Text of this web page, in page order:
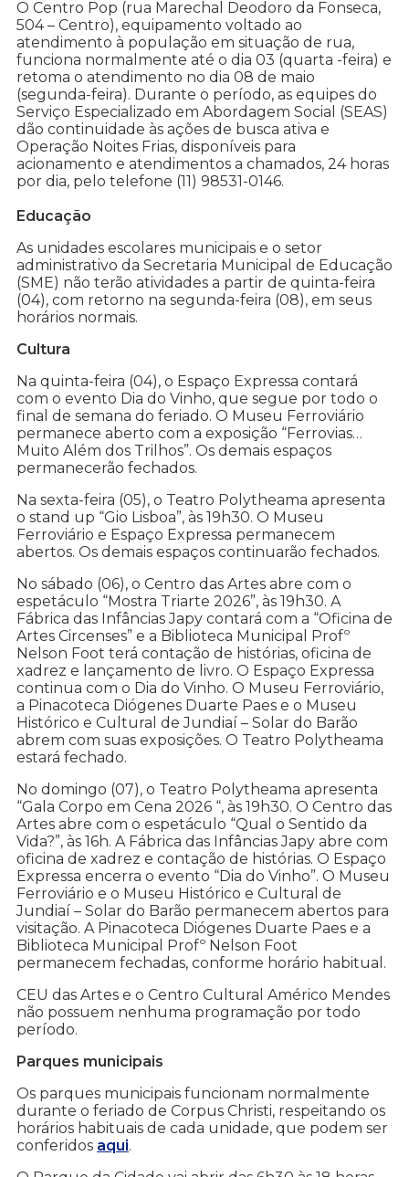
O Centro Pop (rua Marechal Deodoro da Fonseca,
504 – Centro), equipamento voltado ao
atendimento à população em situação de rua,
funciona normalmente até o dia 03 (quarta -feira) e
retoma o atendimento no dia 08 de maio
(segunda-feira). Durante o período, as equipes do
Serviço Especializado em Abordagem Social (SEAS)
dão continuidade às ações de busca ativa e
Operação Noites Frias, disponíveis para
acionamento e atendimentos a chamados, 24 horas
por dia, pelo telefone (11) 98531-0146.
Educação
As unidades escolares municipais e o setor
administrativo da Secretaria Municipal de Educação
(SME) não terão atividades a partir de quinta-feira
(04), com retorno na segunda-feira (08), em seus
horários normais.
Cultura
Na quinta-feira (04), o Espaço Expressa contará
com o evento Dia do Vinho, que segue por todo o
final de semana do feriado. O Museu Ferroviário
permanece aberto com a exposição “Ferrovias…
Muito Além dos Trilhos”. Os demais espaços
permanecerão fechados.
Na sexta-feira (05), o Teatro Polytheama apresenta
o stand up “Gio Lisboa”, às 19h30. O Museu
Ferroviário e Espaço Expressa permanecem
abertos. Os demais espaços continuarão fechados.
No sábado (06), o Centro das Artes abre com o
espetáculo “Mostra Triarte 2026”, às 19h30. A
Fábrica das Infâncias Japy contará com a “Oficina de
Artes Circenses” e a Biblioteca Municipal Profº
Nelson Foot terá contação de histórias, oficina de
xadrez e lançamento de livro. O Espaço Expressa
continua com o Dia do Vinho. O Museu Ferroviário,
a Pinacoteca Diógenes Duarte Paes e o Museu
Histórico e Cultural de Jundiaí – Solar do Barão
abrem com suas exposições. O Teatro Polytheama
estará fechado.
No domingo (07), o Teatro Polytheama apresenta
“Gala Corpo em Cena 2026 “, às 19h30. O Centro das
Artes abre com o espetáculo “Qual o Sentido da
Vida?”, às 16h. A Fábrica das Infâncias Japy abre com
oficina de xadrez e contação de histórias. O Espaço
Expressa encerra o evento “Dia do Vinho”. O Museu
Ferroviário e o Museu Histórico e Cultural de
Jundiaí – Solar do Barão permanecem abertos para
visitação. A Pinacoteca Diógenes Duarte Paes e a
Biblioteca Municipal Profº Nelson Foot
permanecem fechadas, conforme horário habitual.
CEU das Artes e o Centro Cultural Américo Mendes
não possuem nenhuma programação por todo
período.
Parques municipais
Os parques municipais funcionam normalmente
durante o feriado de Corpus Christi, respeitando os
horários habituais de cada unidade, que podem ser
conferidos aqui.